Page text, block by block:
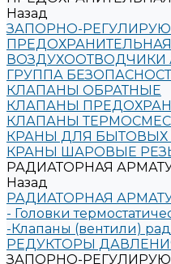
Назад
ЗАПОРНО-
ВОЗДУХООТВОДЧИКИ
ГРУППА
КЛАПАНЫ ОБРАТНЫЕ
КЛАПАНЫ
КЛАПАНЫ
КРАНЫ ДЛЯ
КРАНЫ ШАРОВЫЕ
РАДИАТОРНАЯ
Назад
РАДИАТОРНАЯ
- Головки
-Клапаны (вентили)
РЕДУКТОРЫ
ЗАПОРНО-